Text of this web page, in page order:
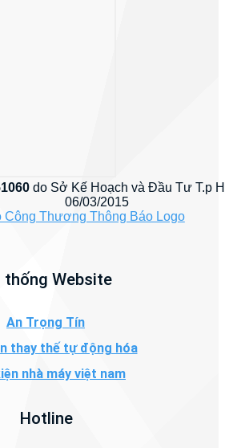
do Sở Kế Hoạch và Đầu Tư T.p
06/03/2015
thống Website
An Trọng Tín
thay thế tự động hóa
nhà máy việt nam
Hotline